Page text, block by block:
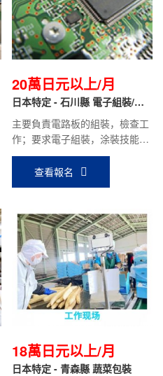
20萬日元以上/月
日本特定 - 石川縣 電子組裝/涂
主要負責電路板的組裝，檢查工
作；要求電子組裝，涂裝技能實
習結束回國人員；平均到手工資
20萬日元以上。
查看報名
18萬日元以上/月
日本特定 - 青森縣 蔬菜包裝